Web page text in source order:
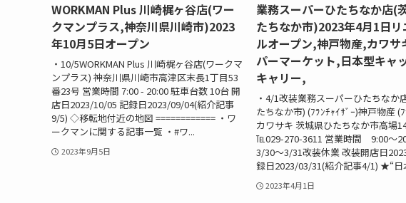
WORKMAN Plus 川崎梶ヶ谷店(ワー
クマンプラス,神奈川県川崎市)2023
年10月5日オープン
・10/5WORKMAN Plus 川崎梶ヶ谷店(ワークマ
ンプラス) 神奈川県川崎市高津区末長1丁目53
番23号 営業時間 7:00 - 20:00 駐車台数 10台 開
店日2023/10/05 記録日2023/09/04(紹介記事
9/5) ◇移転地付近の地図 ============ ・ワ
ークマンに関する記事一覧 ・#ワ...
2023年9月5日
業務スーパーひたちなか店(
たちなか市)2023年4月1日リ
ルオープン,神戸物産,カワサ
パーマーケット,日本型キャ
キャリー,
・4/1改装業務スーパーひたちなか
たちなか市) (ﾌﾗﾝﾁｬｲｻﾞｰ)神戸物産 (
カワサキ 茨城県ひたちなか市高場
℡029-270-3611 営業時間 9:00～
3/30～3/31改装休業 改装開店日
録日2023/03/31(紹介記事4/1) ★“日
2023年4月1日